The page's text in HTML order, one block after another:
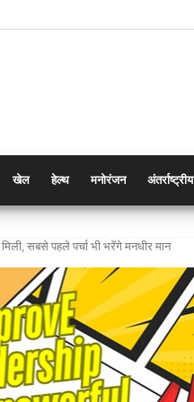
खेल हेल्थ मनोरंजन अंतर्राष्ट्रीय
सबसे पहले पर्चा भी भरेंगे मनधीर मान